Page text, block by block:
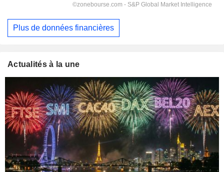
Plus de données financières
Actualités à la une